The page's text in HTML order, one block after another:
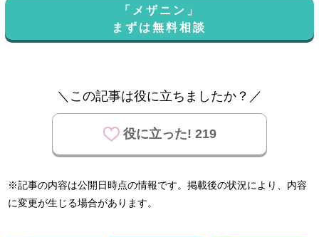
「メザニン」
まずは無料相談
＼この記事は役に立ちましたか？／
役に立った! 219
※記事の内容は公開日時点の情報です。掲載後の状況により、内容
に変更が生じる場合があります。